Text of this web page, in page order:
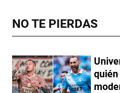
NO TE PIERDAS